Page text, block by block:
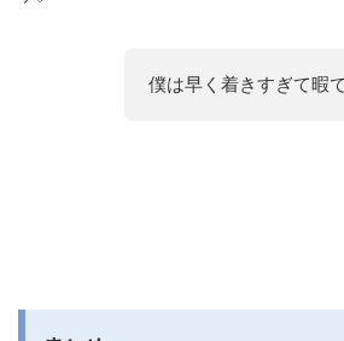
僕は早く着きすぎて暇で